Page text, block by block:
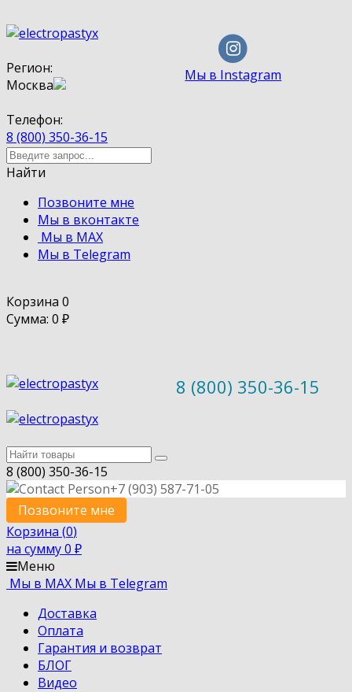
Регион:
Москва
Телефон:
8 (800) 350-36-15
Найти
Позвоните мне
Мы в вконтакте
Мы в MAX
Мы в Telegram
Корзина 0
Сумма: 0 ₽
8 (800) 350-36-15
8 (800) 350-36-15
+7 (903) 587-71-05
Позвоните мне
Мы в Instagram
Корзина (0)
на сумму0 ₽
Меню
Мы в MAX Мы в Telegram
Доставка
Оплата
Гарантия и возврат
БЛОГ
Видео